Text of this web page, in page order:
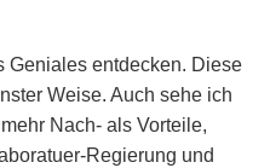
Geniales entdecken. Diese
Weise. Auch sehe ich
Nach- als Vorteile,
Regierung und